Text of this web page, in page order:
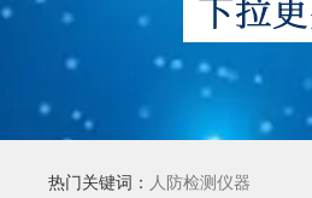
热门关键词： 人防检测仪器